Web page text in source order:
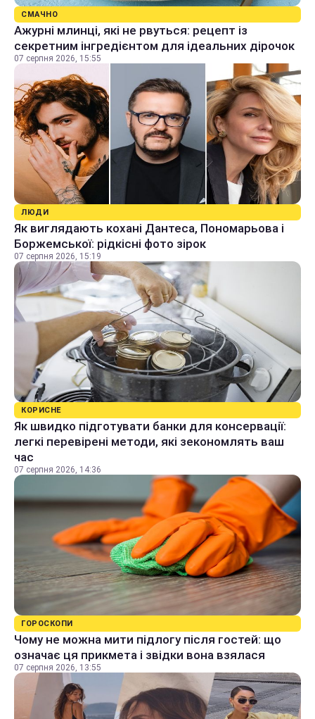
СМАЧНО
Ажурні млинці, які не рвуться: рецепт із
секретним інгредієнтом для ідеальних дірочок
07 серпня 2026, 15:55
ЛЮДИ
Як виглядають кохані Дантеса, Пономарьова і
Боржемської: рідкісні фото зірок
07 серпня 2026, 15:19
КОРИСНЕ
Як швидко підготувати банки для консервації:
легкі перевірені методи, які зекономлять ваш
час
07 серпня 2026, 14:36
ГОРОСКОПИ
Чому не можна мити підлогу після гостей: що
означає ця прикмета і звідки вона взялася
07 серпня 2026, 13:55